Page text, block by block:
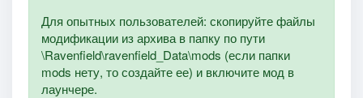
Для опытных пользователей: скопируйте файлы
модификации из архива в папку по пути
\Ravenfield\ravenfield_Data\mods (если папки
mods нету, то создайте ее) и включите мод в
лаунчере.